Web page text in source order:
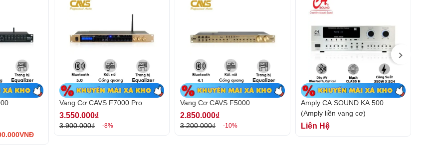
âm nhạc cũng như khe cắm mic, đèn tín
qua cổng USB. Các nút bấm được thiết kế
Vang Cơ CAVS F7000 Pro
3.550.000₫
3.900.000₫ -8%
Vang Cơ CAVS F5000
2.850.000₫
3.200.000₫ -10%
Amply CA SOUND KA 500
(Amply liền vang cơ)
Liên Hệ